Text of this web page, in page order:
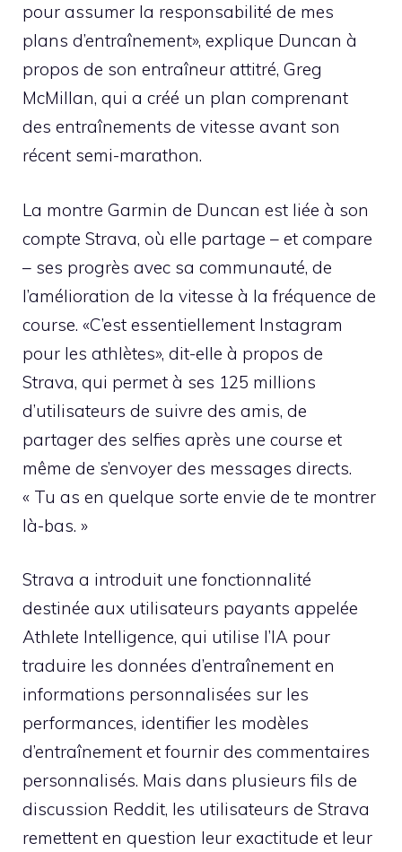
pour assumer la responsabilité de mes
plans d’entraînement», explique Duncan à
propos de son entraîneur attitré, Greg
McMillan, qui a créé un plan comprenant
des entraînements de vitesse avant son
récent semi-marathon.
La montre Garmin de Duncan est liée à son
compte Strava, où elle partage – et compare
– ses progrès avec sa communauté, de
l’amélioration de la vitesse à la fréquence de
course. «C’est essentiellement Instagram
pour les athlètes», dit-elle à propos de
Strava, qui permet à ses 125 millions
d’utilisateurs de suivre des amis, de
partager des selfies après une course et
même de s’envoyer des messages directs.
« Tu as en quelque sorte envie de te montrer
là-bas. »
Strava a introduit une fonctionnalité
destinée aux utilisateurs payants appelée
Athlete Intelligence, qui utilise l’IA pour
traduire les données d’entraînement en
informations personnalisées sur les
performances, identifier les modèles
d’entraînement et fournir des commentaires
personnalisés. Mais dans plusieurs fils de
discussion Reddit, les utilisateurs de Strava
remettent en question leur exactitude et leur